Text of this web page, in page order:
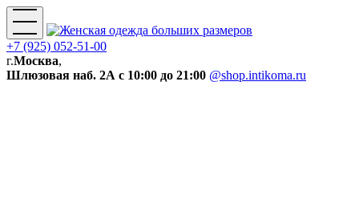
+7 (925) 052-51-00
г.Москва,
Шлюзовая наб. 2А с 10:00 до 21:00 @shop.intikoma.ru